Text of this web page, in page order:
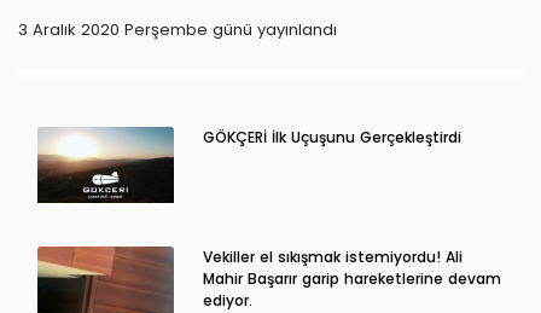
3 Aralık 2020 Perşembe günü yayınlandı
GÖKÇERİ İlk Uçuşunu Gerçekleştirdi
Vekiller el sıkışmak istemiyordu! Ali
Mahir Başarır garip hareketlerine devam
ediyor.